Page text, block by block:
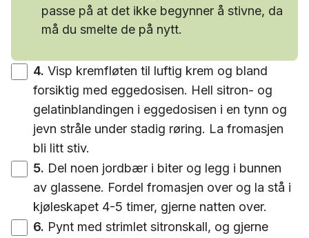
passe på at det ikke begynner å stivne, da
må du smelte de på nytt.
4. Visp kremfløten til luftig krem og bland
forsiktig med eggedosisen. Hell sitron- og
gelatinblandingen i eggedosisen i en tynn og
jevn stråle under stadig røring. La fromasjen
bli litt stiv.
5. Del noen jordbær i biter og legg i bunnen
av glassene. Fordel fromasjen over og la stå i
kjøleskapet 4-5 timer, gjerne natten over.
6. Pynt med strimlet sitronskall, og gjerne